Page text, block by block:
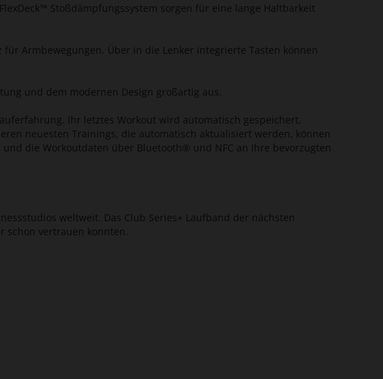
Stoßdämpfungssystem sorgen für eine lange Haltbarkeit
für Armbewegungen. Über in die Lenker integrierte Tasten können
und dem modernen Design großartig aus.
Ihr letztes Workout wird automatisch gespeichert,
neuesten Trainings, die automatisch aktualisiert werden, können
die Workoutdaten über Bluetooth® und NFC an Ihre bevorzugten
weltweit. Das Club Series+ Laufband der nächsten
vertrauen konnten.